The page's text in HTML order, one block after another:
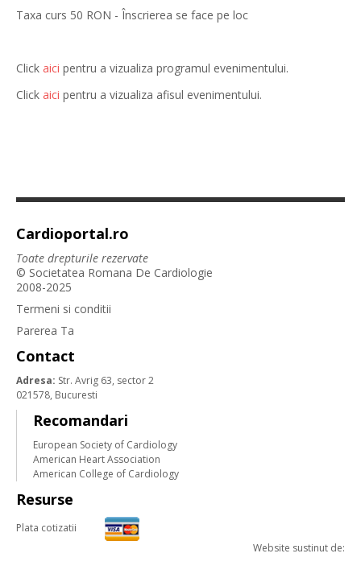
Taxa curs 50 RON - Înscrierea se face pe loc
Click aici pentru a vizualiza programul evenimentului.
Click aici pentru a vizualiza afisul evenimentului.
Cardioportal.ro
Toate drepturile rezervate
© Societatea Romana De Cardiologie
2008-2025
Termeni si conditii
Parerea Ta
Contact
Adresa: Str. Avrig 63, sector 2
021578, Bucuresti
Recomandari
European Society of Cardiology
American Heart Association
American College of Cardiology
Resurse
Plata cotizatii
Website sustinut de: